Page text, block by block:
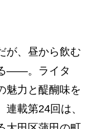
が、昼から飲む
――。ライタ
魅力と醍醐味を
載第24回は、